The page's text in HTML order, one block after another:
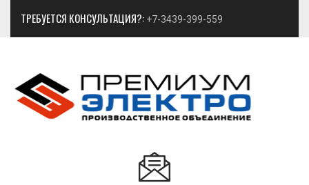
ТРЕБУЕТСЯ КОНСУЛЬТАЦИЯ?: +7-3439-399-559